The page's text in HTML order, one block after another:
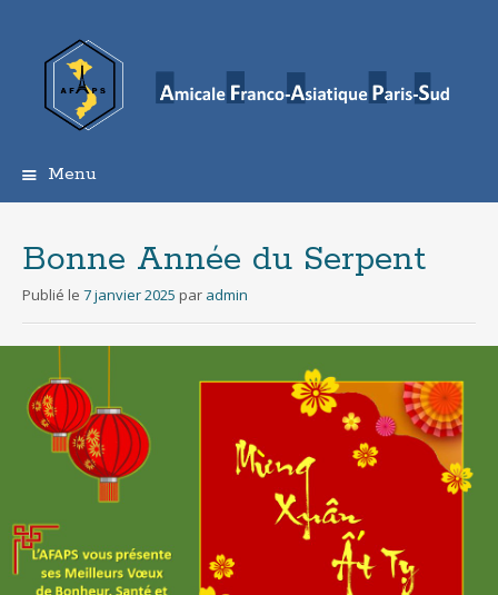
Menu
principal
Bonne Année du Serpent
Publié le 7 janvier 2025 par admin